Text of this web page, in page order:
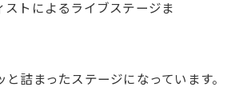
ストによるライブステージま
詰まったステージになっています。